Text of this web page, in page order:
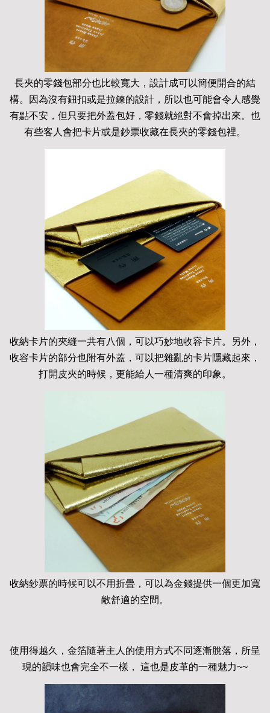
長夾的零錢包部分也比較寬大，設計成可以簡便開合的結
構。因為沒有鈕扣或是拉鍊的設計，所以也可能會令人感覺
有點不安，但只要把外蓋包好，零錢就絕對不會掉出來。也
有些客人會把卡片或是鈔票收藏在長夾的零錢包裡。
收納卡片的夾縫一共有八個，可以巧妙地收容卡片。另外，
收容卡片的部分也附有外蓋，可以把雜亂的卡片隱藏起來，
打開皮夾的時候，更能給人一種清爽的印象。
收納鈔票的時候可以不用折疊，可以為金錢提供一個更加寬
敞舒適的空間。
使用得越久，金箔隨著主人的使用方式不同逐漸脫落，所呈
現的韻味也會完全不一樣， 這也是皮革的一種魅力~~